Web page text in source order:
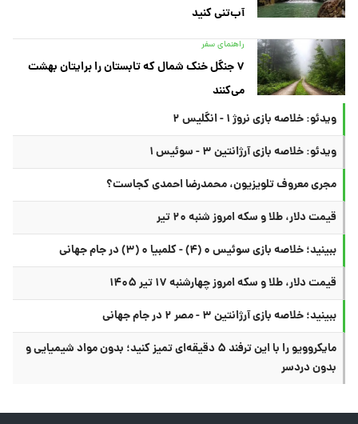
آب‌تنی کنید
راهنمای سفر
۷ جنگل خنک شمال که تابستان را برایتان بهشت
می‌کنند
ویدئو: خلاصه بازی نروژ ۱ - انگلیس ۲
ویدئو: خلاصه بازی آرژانتین ۳ - سوئیس ۱
مجری معروف تلویزیون، محمدرضا احمدی کجاست؟
قیمت دلار، طلا و سکه امروز شنبه ۲۰ تیر
ببینید؛ خلاصه بازی سوئیس ۰ (۴) - کلمبیا ۰ (۳) در جام جهانی
قیمت دلار، طلا و سکه امروز چهارشنبه ۱۷ تیر ۱۴۰۵
ببینید؛ خلاصه بازی آرژانتین ۳ - مصر ۲ در جام جهانی
مایکروویو را با این ترفند ۵ دقیقه‌ای تمیز کنید؛ بدون مواد شیمیایی و
بدون دردسر